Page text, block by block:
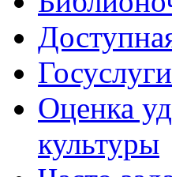
Госуслуги
Оценка
культуры